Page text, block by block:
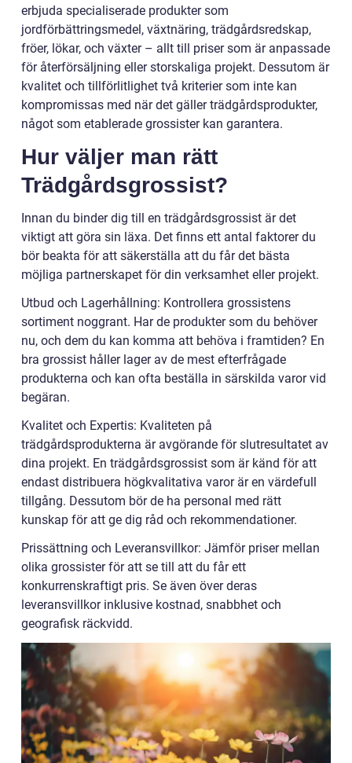
erbjuda specialiserade produkter som
jordförbättringsmedel, växtnäring, trädgårdsredskap,
fröer, lökar, och växter – allt till priser som är anpassade
för återförsäljning eller storskaliga projekt. Dessutom är
kvalitet och tillförlitlighet två kriterier som inte kan
kompromissas med när det gäller trädgårdsprodukter,
något som etablerade grossister kan garantera.
Hur väljer man rätt
Trädgårdsgrossist?
Innan du binder dig till en trädgårdsgrossist är det
viktigt att göra sin läxa. Det finns ett antal faktorer du
bör beakta för att säkerställa att du får det bästa
möjliga partnerskapet för din verksamhet eller projekt.
Utbud och Lagerhållning: Kontrollera grossistens
sortiment noggrant. Har de produkter som du behöver
nu, och dem du kan komma att behöva i framtiden? En
bra grossist håller lager av de mest efterfrågade
produkterna och kan ofta beställa in särskilda varor vid
begäran.
Kvalitet och Expertis: Kvaliteten på
trädgårdsprodukterna är avgörande för slutresultatet av
dina projekt. En trädgårdsgrossist som är känd för att
endast distribuera högkvalitativa varor är en värdefull
tillgång. Dessutom bör de ha personal med rätt
kunskap för att ge dig råd och rekommendationer.
Prissättning och Leveransvillkor: Jämför priser mellan
olika grossister för att se till att du får ett
konkurrenskraftigt pris. Se även över deras
leveransvillkor inklusive kostnad, snabbhet och
geografisk räckvidd.